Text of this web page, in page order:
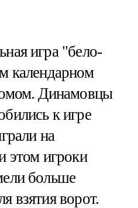
игра "бело-
календарном
Динамовцы
к игре
на
этом игроки
больше
взятия ворот.